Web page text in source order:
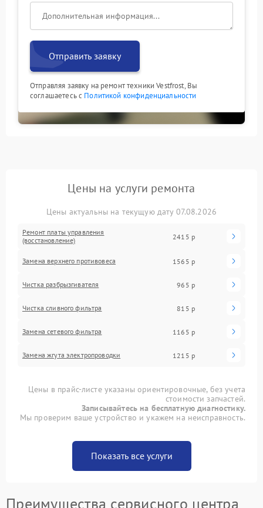
Отправить заявку
Отправляя заявку на ремонт техники Vestfrost, Вы
соглашаетесь с Политикой конфиденциальности
Цены на услуги ремонта
Цены актуальны на текущую дату 07.08.2026
Ремонт платы управления
(восстановление)
2415 р
Замена верхнего противовеса 1565 р
Чистка разбрызгивателя 965 р
Чистка сливного фильтра 815 р
Замена сетевого фильтра 1165 р
Замена жгута электропроводки 1215 р
Цены в прайс-листе указаны ориентировочные, без учета
стоимости запчастей.
Записывайтесь на бесплатную диагностику.
Мы проверим ваше устройство и укажем на неисправность.
Показать все услуги
Преимущества сервисного центра